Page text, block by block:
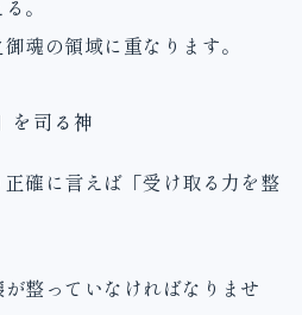
。
魂の領域に重なります。
を司る神
確に言えば「受け取る力を整
整っていなければなりませ